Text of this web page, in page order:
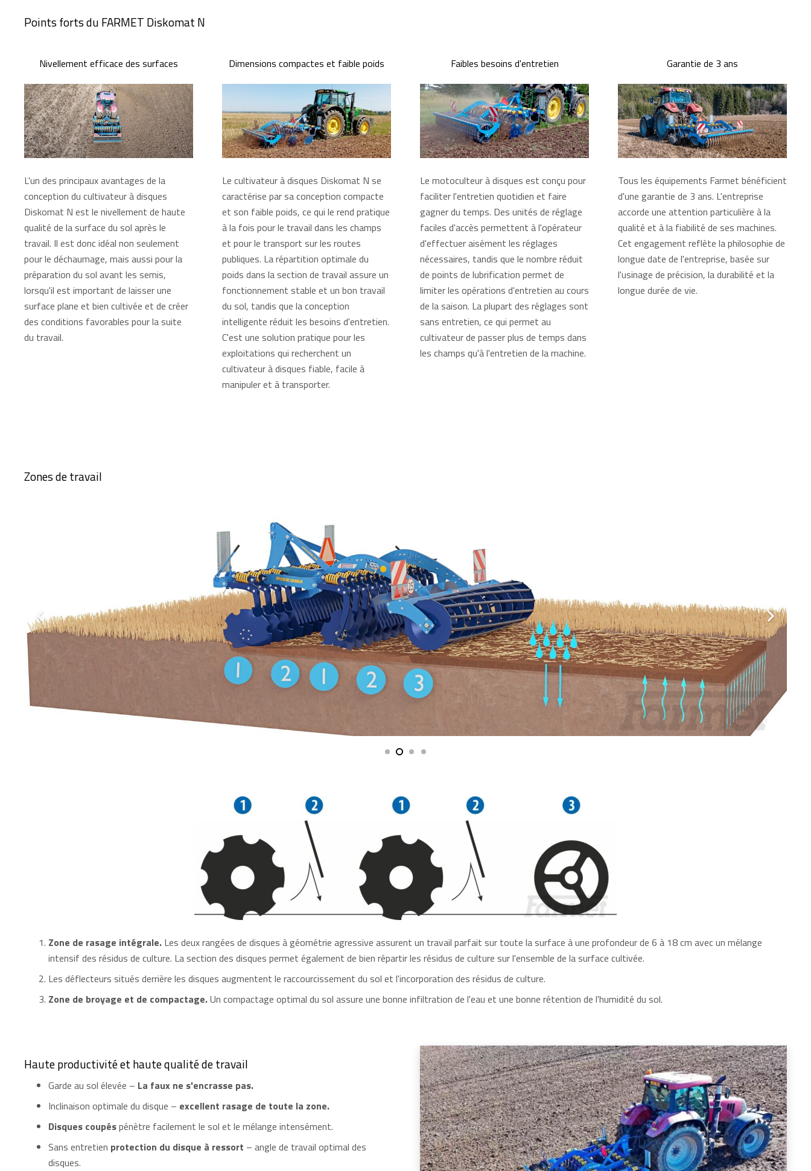
Points forts du FARMET Diskomat N
Nivellement efficace des surfaces
L'un des principaux avantages de la
conception du cultivateur à disques
Diskomat N est le nivellement de haute
qualité de la surface du sol après le
travail. Il est donc idéal non seulement
pour le déchaumage, mais aussi pour la
préparation du sol avant les semis,
lorsqu'il est important de laisser une
surface plane et bien cultivée et de créer
des conditions favorables pour la suite
du travail.
Dimensions compactes et faible poids
Le cultivateur à disques Diskomat N se
caractérise par sa conception compacte
et son faible poids, ce qui le rend pratique
à la fois pour le travail dans les champs
et pour le transport sur les routes
publiques. La répartition optimale du
poids dans la section de travail assure un
fonctionnement stable et un bon travail
du sol, tandis que la conception
intelligente réduit les besoins d'entretien.
C'est une solution pratique pour les
exploitations qui recherchent un
cultivateur à disques fiable, facile à
manipuler et à transporter.
Faibles besoins d'entretien
Le motoculteur à disques est conçu pour
faciliter l'entretien quotidien et faire
gagner du temps. Des unités de réglage
faciles d'accès permettent à l'opérateur
d'effectuer aisément les réglages
nécessaires, tandis que le nombre réduit
de points de lubrification permet de
limiter les opérations d'entretien au cours
de la saison. La plupart des réglages sont
sans entretien, ce qui permet au
cultivateur de passer plus de temps dans
les champs qu'à l'entretien de la machine.
Garantie de 3 ans
Tous les équipements Farmet bénéficient
d'une garantie de 3 ans. L'entreprise
accorde une attention particulière à la
qualité et à la fiabilité de ses machines.
Cet engagement reflète la philosophie de
longue date de l'entreprise, basée sur
l'usinage de précision, la durabilité et la
longue durée de vie.
Zones de travail
Zone de rasage intégrale. Les deux rangées de disques à géométrie agressive assurent un travail parfait sur toute la surface à une profondeur de 6 à 18 cm avec un mélange
intensif des résidus de culture. La section des disques permet également de bien répartir les résidus de culture sur l'ensemble de la surface cultivée.
Les déflecteurs situés derrière les disques augmentent le raccourcissement du sol et l'incorporation des résidus de culture.
Zone de broyage et de compactage.Un compactage optimal du sol assure une bonne infiltration de l'eau et une bonne rétention de l'humidité du sol.
Haute productivité et haute qualité de travail
Garde au sol élevée – La faux ne s'encrasse pas.
Inclinaison optimale du disque – excellent rasage de toute la zone.
Disques coupéspénètre facilement le sol et le mélange intensément.
Sans entretien protection du disque à ressort – angle de travail optimal des
disques.